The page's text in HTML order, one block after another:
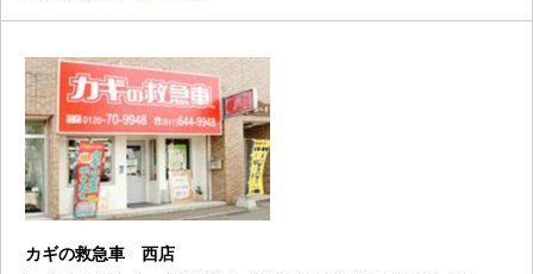
カギの救急車 西店